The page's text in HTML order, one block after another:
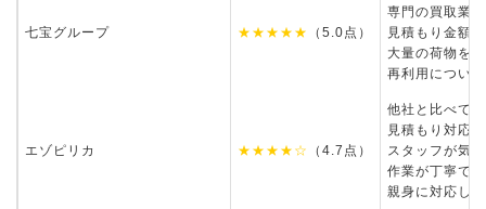
七宝グループ ★★★★★ （5.0点）
専門の買取業
見積もり金額
大量の荷物を
再利用につい
エゾピリカ ★★★★☆ （4.7点）
他社と比べて
見積もり対応
スタッフが気
作業が丁寧で
親身に対応し